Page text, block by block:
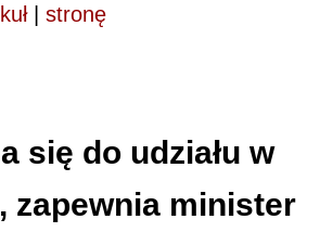
| stronę
się do udziału w
zapewnia minister